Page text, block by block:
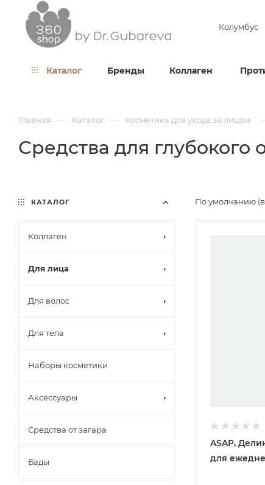
Колумбус
Каталог Бренды Коллаген
Главная — Каталог — Косметика для ухода за лицом
Средства для глубокого
По умолчанию
ASAP,
для
КАТАЛОГ
Коллаген
Для лица
Для волос
Для тела
Наборы косметики
Аксессуары
Средства от загара
Бады